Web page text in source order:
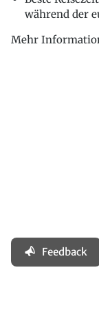
während der
Mehr
Feedback